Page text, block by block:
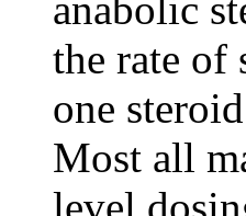
the rate of
one
Most all